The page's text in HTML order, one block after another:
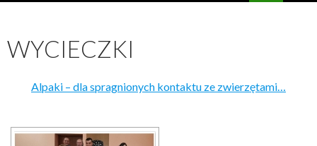
WYCIECZKI
Alpaki – dla spragnionych kontaktu ze zwierzętami…